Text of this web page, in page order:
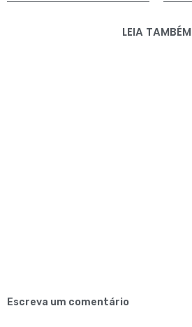
LEIA TAMBÉM
Escreva um comentário